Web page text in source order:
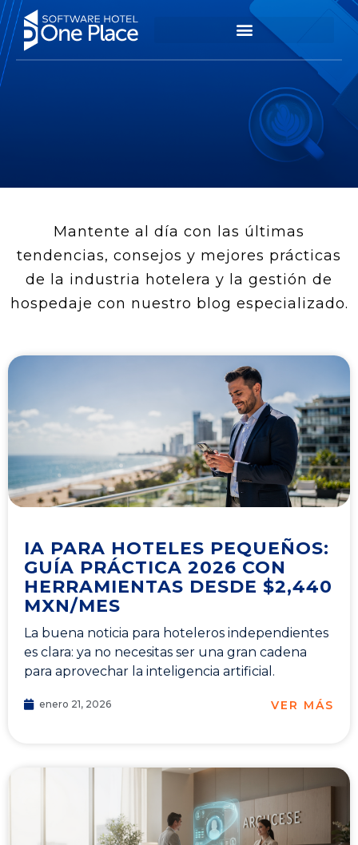
Mantente al día con las últimas
tendencias, consejos y mejores prácticas
de la industria hotelera y la gestión de
hospedaje con nuestro blog especializado.
IA PARA HOTELES PEQUEÑOS:
GUÍA PRÁCTICA 2026 CON
HERRAMIENTAS DESDE $2,440
MXN/MES
La buena noticia para hoteleros independientes
es clara: ya no necesitas ser una gran cadena
para aprovechar la inteligencia artificial.
enero 21, 2026 VER MÁS